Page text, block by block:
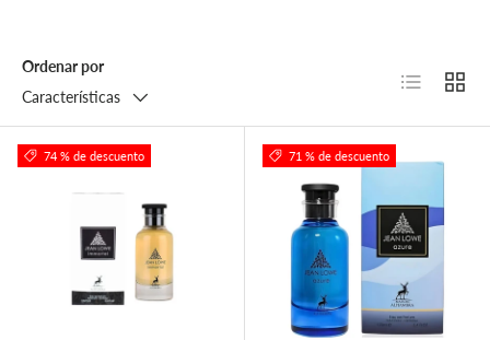
Ordenar por
Características
Lista
74 % de descuento 71 % de descuento